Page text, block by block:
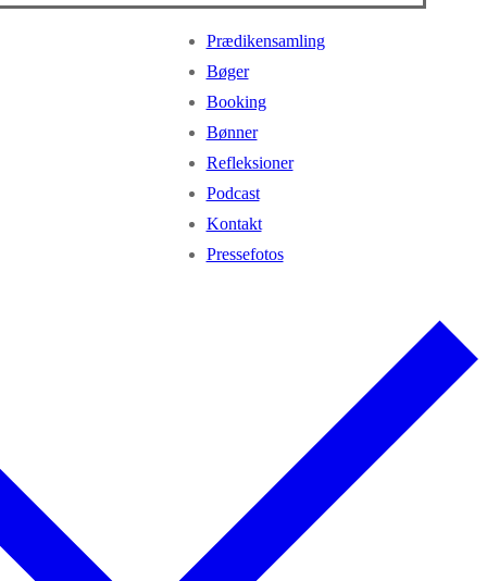
Prædikensamling
Bøger
Booking
Bønner
Refleksioner
Podcast
Kontakt
Pressefotos